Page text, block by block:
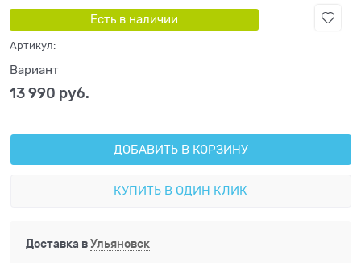
Есть в наличии
Артикул:
Вариант
13 990 руб.
ДОБАВИТЬ В КОРЗИНУ
КУПИТЬ В ОДИН КЛИК
Доставка вУльяновск